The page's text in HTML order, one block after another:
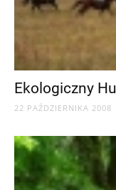
Ekologiczny
22 PAŹDZIERNIKA 2008